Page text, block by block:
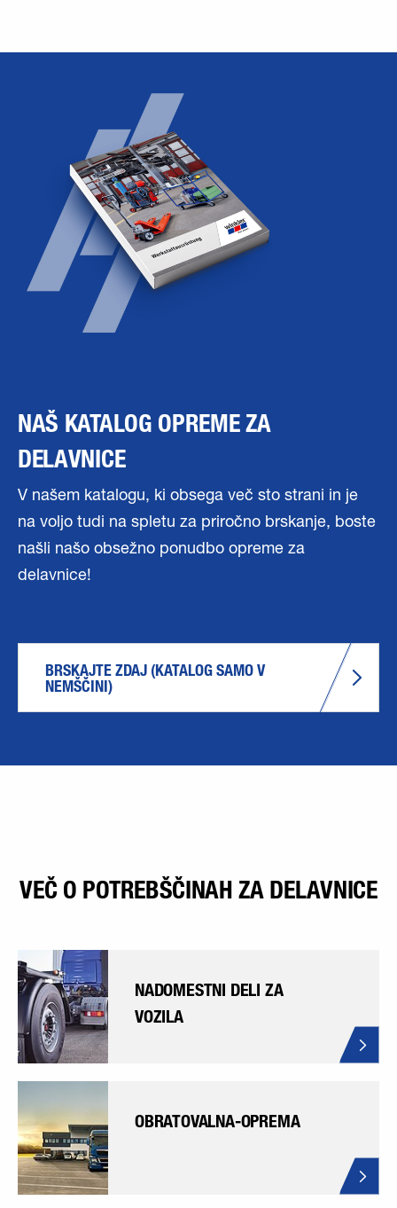
NAŠ KATALOG OPREME ZA
DELAVNICE
V našem katalogu, ki obsega več sto strani in je
na voljo tudi na spletu za priročno brskanje, boste
našli našo obsežno ponudbo opreme za
delavnice!
BRSKAJTE ZDAJ (KATALOG SAMO V
NEMŠČINI)
VEČ O POTREBŠČINAH ZA DELAVNICE
NADOMESTNI DELI ZA
VOZILA
OBRATOVALNA-OPREMA